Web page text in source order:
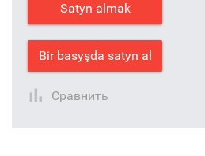
Satyn almak
Bir basyşda satyn al
Сравнить